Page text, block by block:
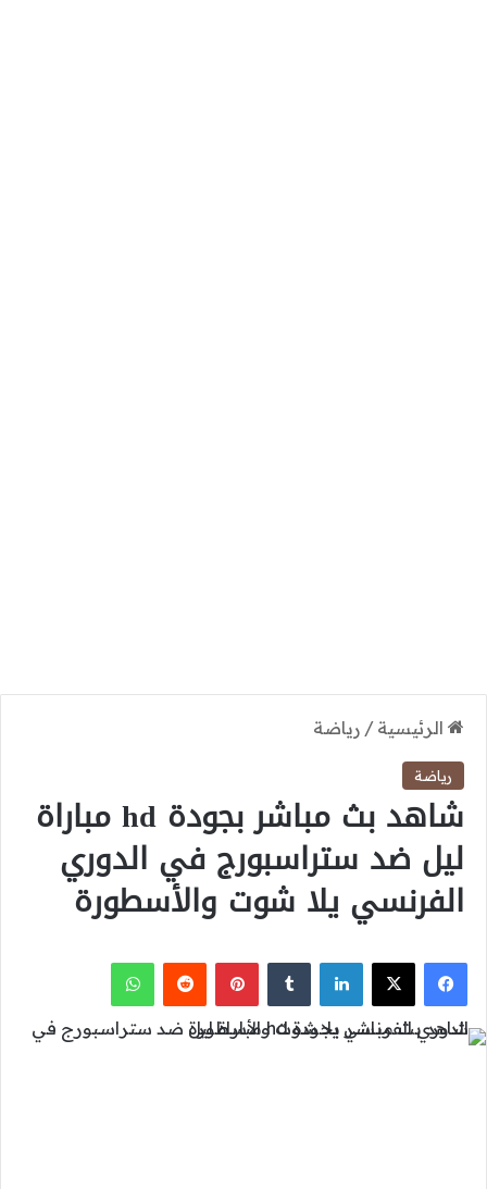
الرئيسية / رياضة
رياضة
شاهد بث مباشر بجودة hd مباراة
ليل ضد ستراسبورج في الدوري
الفرنسي يلا شوت والأسطورة
فيسبوك
‫X لينكدإن بينتيريست واتساب